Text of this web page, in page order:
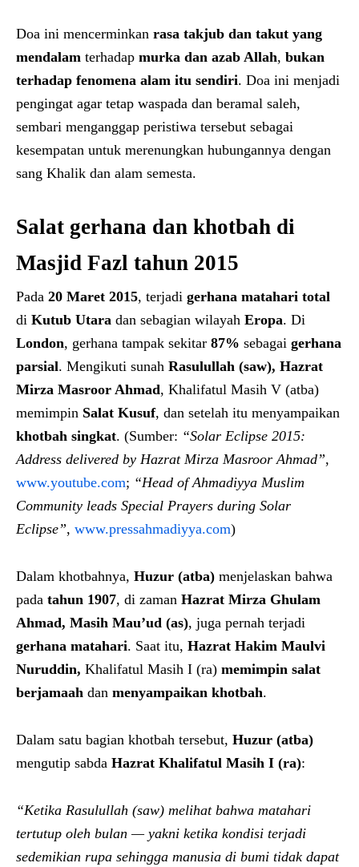
Doa ini mencerminkan rasa takjub dan takut yang
mendalam terhadap murka dan azab Allah, bukan
terhadap fenomena alam itu sendiri. Doa ini menjadi
pengingat agar tetap waspada dan beramal saleh,
sembari menganggap peristiwa tersebut sebagai
kesempatan untuk merenungkan hubungannya dengan
sang Khalik dan alam semesta.
Salat gerhana dan khotbah di
Masjid Fazl tahun 2015
Pada 20 Maret 2015, terjadi gerhana matahari total
di Kutub Utara dan sebagian wilayah Eropa. Di
London, gerhana tampak sekitar 87% sebagai gerhana
parsial. Mengikuti sunah Rasulullah (saw), Hazrat
Mirza Masroor Ahmad, Khalifatul Masih V (atba)
memimpin Salat Kusuf, dan setelah itu menyampaikan
khotbah singkat. (Sumber: “Solar Eclipse 2015:
Address delivered by Hazrat Mirza Masroor Ahmad”,
www.youtube.com; “Head of Ahmadiyya Muslim
Community leads Special Prayers during Solar
Eclipse”, www.pressahmadiyya.com)
Dalam khotbahnya, Huzur (atba) menjelaskan bahwa
pada tahun 1907, di zaman Hazrat Mirza Ghulam
Ahmad, Masih Mau’ud (as), juga pernah terjadi
gerhana matahari. Saat itu, Hazrat Hakim Maulvi
Nuruddin, Khalifatul Masih I (ra) memimpin salat
berjamaah dan menyampaikan khotbah.
Dalam satu bagian khotbah tersebut, Huzur (atba)
mengutip sabda Hazrat Khalifatul Masih I (ra):
“Ketika Rasulullah (saw) melihat bahwa matahari
tertutup oleh bulan — yakni ketika kondisi terjadi
sedemikian rupa sehingga manusia di bumi tidak dapat